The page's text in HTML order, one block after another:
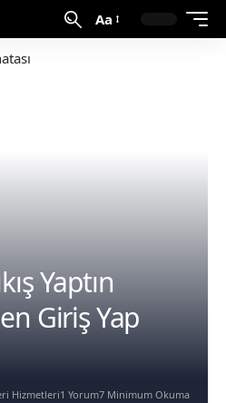
Aa
Yaptın
Giriş Yap
Hizmetleri1 Yorum7 Minimum Okuma